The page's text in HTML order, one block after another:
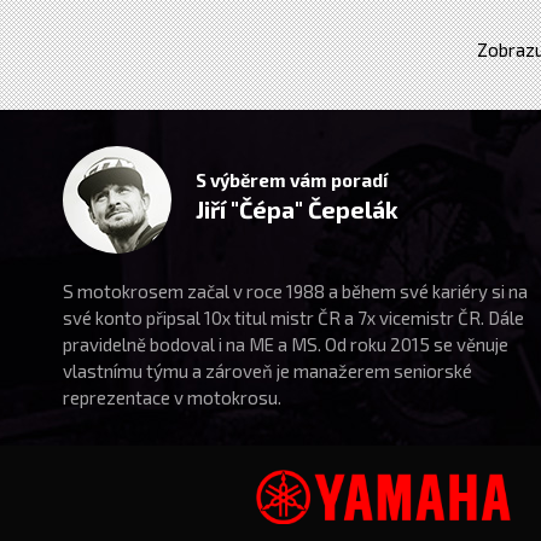
S výběrem vám poradí
Jiří "Čépa" Čepelák
S motokrosem začal v roce 1988 a během své kariéry si na
své konto připsal 10x titul mistr ČR a 7x vicemistr ČR. Dále
pravidelně bodoval i na ME a MS. Od roku 2015 se věnuje
vlastnímu týmu a zároveň je manažerem seniorské
reprezentace v motokrosu.